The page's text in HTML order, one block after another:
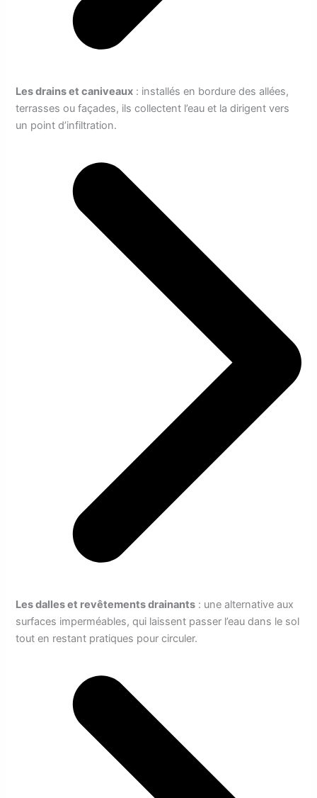
Les drains et caniveaux : installés en bordure des allées,
terrasses ou façades, ils collectent l’eau et la dirigent vers
un point d’infiltration.
Les dalles et revêtements drainants : une alternative aux
surfaces imperméables, qui laissent passer l’eau dans le sol
tout en restant pratiques pour circuler.